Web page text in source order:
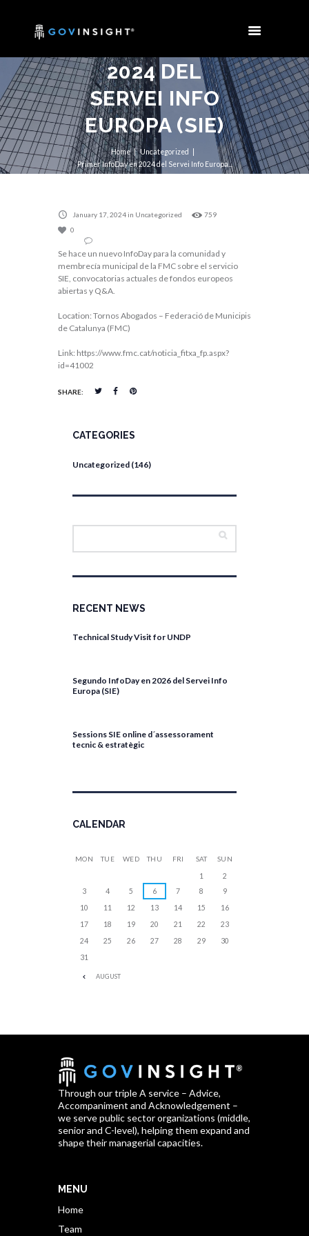
2024 DEL
SERVEI INFO
EUROPA (SIE)
Home
Uncategorized
Primer InfoDay en 2024 del Servei Info Europa...
January 17, 2024 in Uncategorized
759
0
Se hace un nuevo InfoDay para la comunidad y
membrecía municipal de la FMC sobre el servicio
SIE, convocatorias actuales de fondos europeos
abiertas y Q&A.
Location: Tornos Abogados – Federació de Municipis
de Catalunya (FMC)
Link: https://www.fmc.cat/noticia_fitxa_fp.aspx?
id=41002
SHARE:
CATEGORIES
Uncategorized (146)
RECENT NEWS
Technical Study Visit for UNDP
Segundo InfoDay en 2026 del Servei Info
Europa (SIE)
Sessions SIE online d´assessorament
tecnic & estratègic
CALENDAR
AUGUST
MON TUE WED THU FRI SAT SUN
1
2
3
4 5 6 7 8
9
10
11 12 13 14 15
16
17
18 19 20 21 22
23
24
25 26 27 28 29
30
31
Through our triple A service – Advice,
Accompaniment and Acknowledgement –
we serve public sector organizations (middle,
senior and C-level), helping them expand and
shape their managerial capacities.
MENU
Home
Team